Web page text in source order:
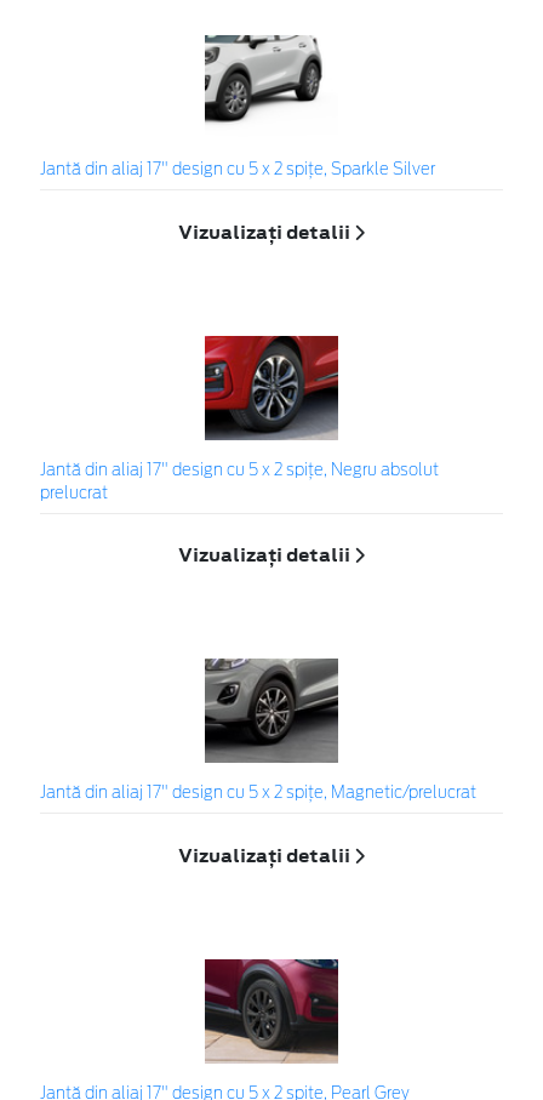
Jantă din aliaj 17" design cu 5 x 2 spiţe, Sparkle Silver
Vizualizați detalii
Jantă din aliaj 17" design cu 5 x 2 spițe, Negru absolut
prelucrat
Vizualizați detalii
Jantă din aliaj 17" design cu 5 x 2 spițe, Magnetic/prelucrat
Vizualizați detalii
Jantă din aliaj 17" design cu 5 x 2 spiţe, Pearl Grey